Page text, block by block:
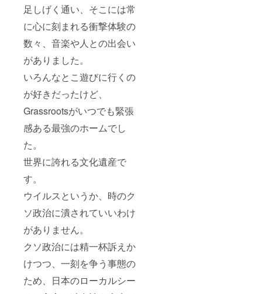
足しげく通い、そこには常
に心に刻まれる衝撃体験の
数々、音楽や人との出会い
がありました。
いろんなとこ遊びに行くの
が好きだったけど、
Grassrootsがいつでも緊張
感ある最強のホームでし
た。
世界に誇れる文化遺産で
す。
ウイルスというか、時のク
ソ政治に潰されていいわけ
がありません。
クソ政治には精一杯訴えか
けつつ、一刻を争う事態の
ため、日本のローカルシー